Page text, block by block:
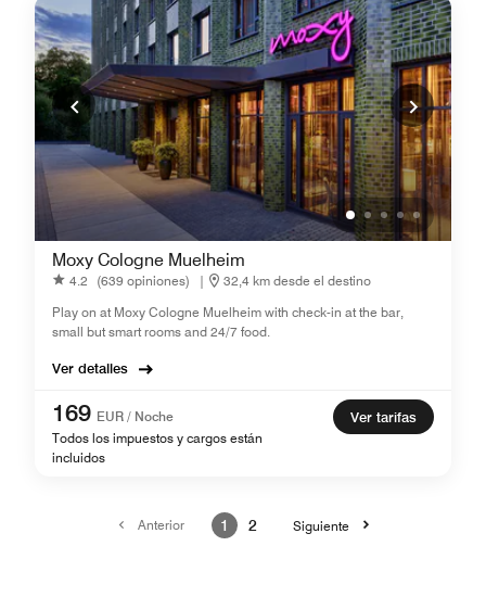
Moxy Cologne Muelheim
4.2 (639 opiniones) |
32,4 km desde el destino
Play on at Moxy Cologne Muelheim with check-in at the bar,
small but smart rooms and 24/7 food.
Ver detalles
169 EUR / Noche
Todos los impuestos y cargos están
incluidos
Ver tarifas
Anterior 1 2 Siguiente